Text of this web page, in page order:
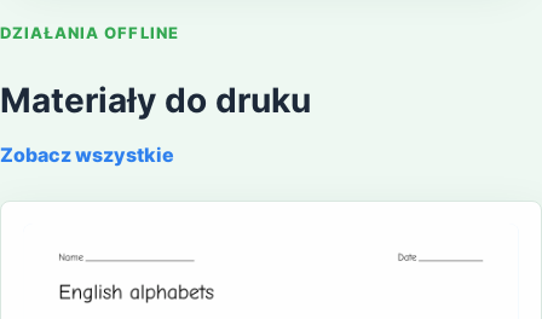
DZIAŁANIA OFFLINE
Materiały do druku
Zobacz wszystkie